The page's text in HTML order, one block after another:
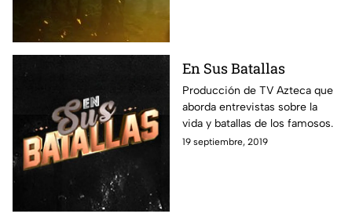
En Sus Batallas
Producción de TV Azteca que
aborda entrevistas sobre la
vida y batallas de los famosos.
19 septiembre, 2019